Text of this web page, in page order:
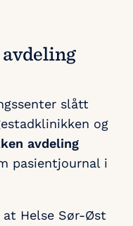
slått
og
avdeling
pasientjournal i
at Helse Sør-Øst